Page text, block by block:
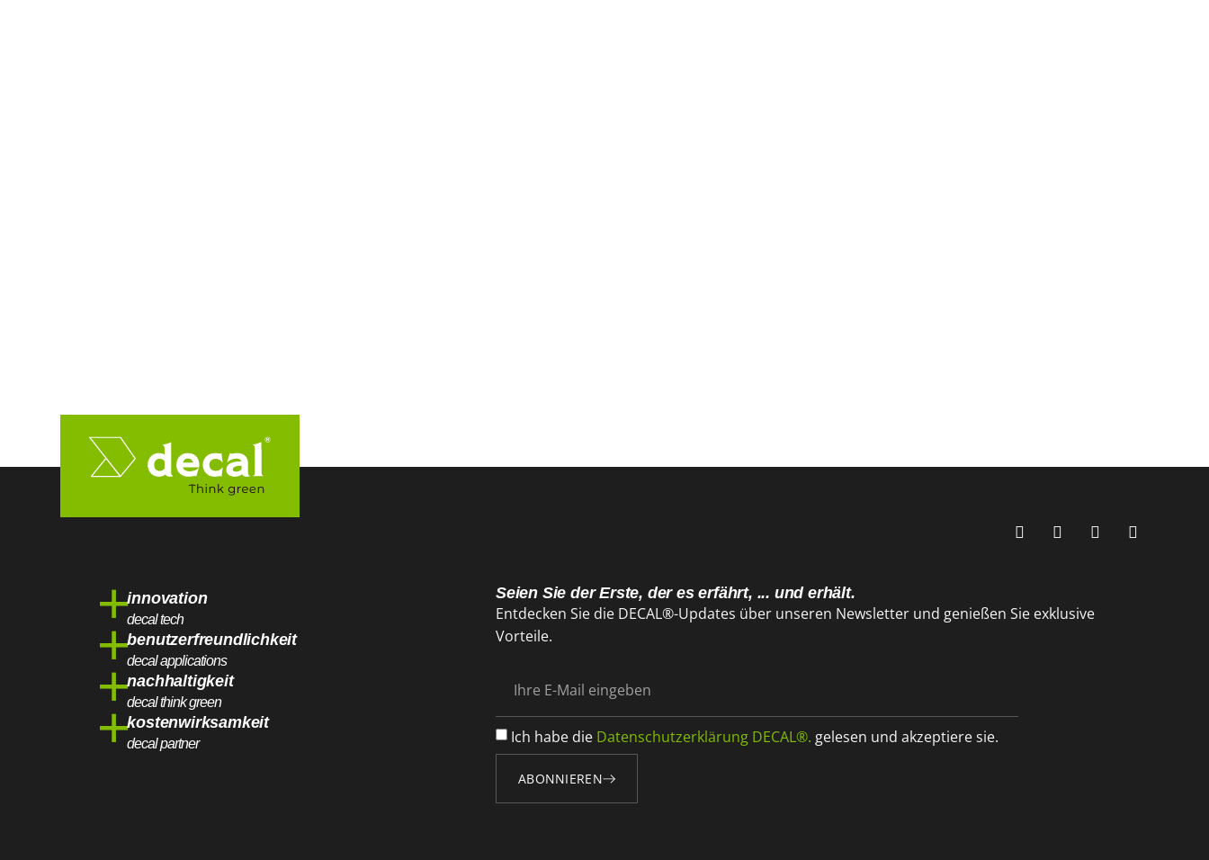
+innovation
decal tech
+benutzerfreundlichkeit
decal applications
+nachhaltigkeit
decal think green
+kostenwirksamkeit
decal partner
Seien Sie der Erste, der es erfährt, ... und erhält.
Entdecken Sie die DECAL®-Updates über unseren Newsletter und genießen Sie exklusive
Vorteile.
Ich habe die Datenschutzerklärung DECAL®. gelesen und akzeptiere sie.
ABONNIEREN